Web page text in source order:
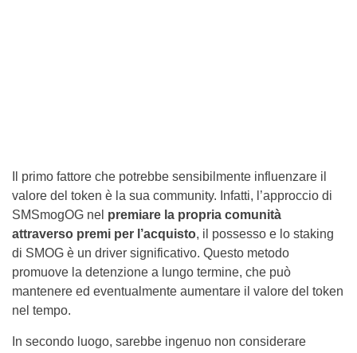
Il primo fattore che potrebbe sensibilmente influenzare il
valore del token è la sua community. Infatti, l’approccio di
SMSmogOG nel premiare la propria comunità
attraverso premi per l’acquisto, il possesso e lo staking
di SMOG è un driver significativo. Questo metodo
promuove la detenzione a lungo termine, che può
mantenere ed eventualmente aumentare il valore del token
nel tempo.
In secondo luogo, sarebbe ingenuo non considerare